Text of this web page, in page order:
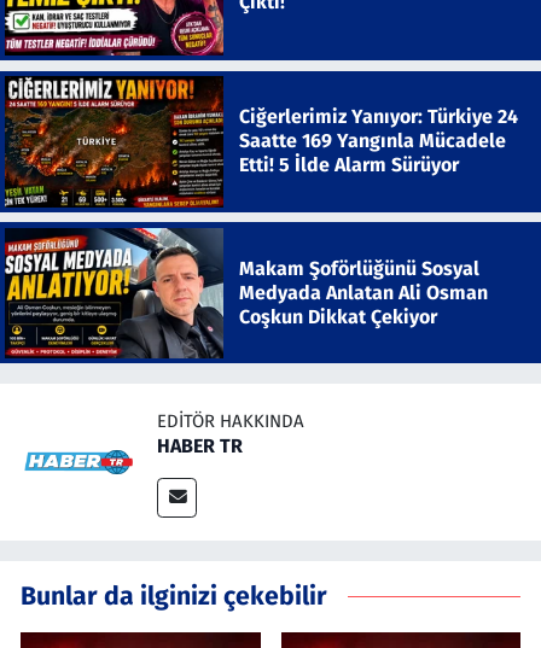
Ciğerlerimiz Yanıyor: Türkiye 24
Saatte 169 Yangınla Mücadele
Etti! 5 İlde Alarm Sürüyor
Makam Şoförlüğünü Sosyal
Medyada Anlatan Ali Osman
Coşkun Dikkat Çekiyor
EDITÖR HAKKINDA
HABER TR
Bunlar da ilginizi çekebilir